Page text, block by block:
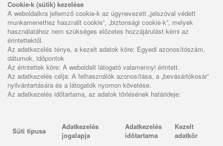
Cookie-k (sütik) kezelése
A weboldalkra jellemző cookie-k az úgynevezett „jelszóval védett
munkamenethez használt cookie”, „biztonsági cookie-k”, melyek
használatához nem szükséges előzetes hozzájárulást kérni az
érintettektől.
Az adatkezelés ténye, a kezelt adatok köre: Egyedi azonosítószám,
dátumok, időpontok
Az érintettek köre: A weboldalt látogató valamennyi érintett.
Az adatkezelés célja: A felhasználók azonosítása, a „bevásárlókosár”
nyilvántartására és a látogatók nyomon követése.
Az adatkezelés időtartama, az adatok törlésének határideje:
Süti típusa
Adatkezelés
jogalapja
Adatkezelés
időtartama
Kezelt
adatkör